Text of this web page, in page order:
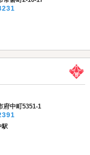
府中町5351-1
駅